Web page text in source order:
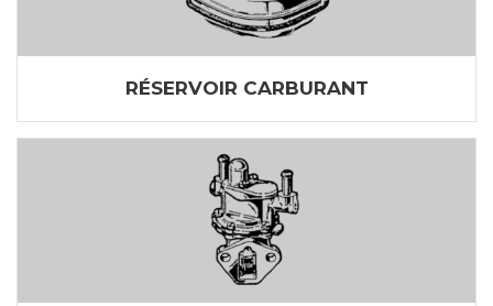
RÉSERVOIR CARBURANT